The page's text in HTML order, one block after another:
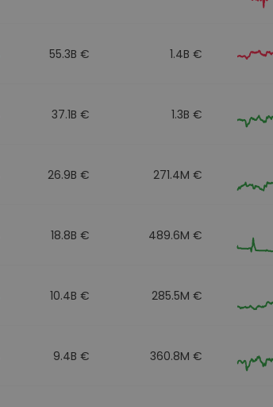
55.3B € 1.4B €
37.1B € 1.3B €
26.9B € 271.4M €
18.8B € 489.6M €
10.4B € 285.5M €
9.4B € 360.8M €